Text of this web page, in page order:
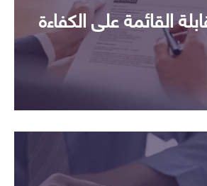
القائمة على الكفاءة